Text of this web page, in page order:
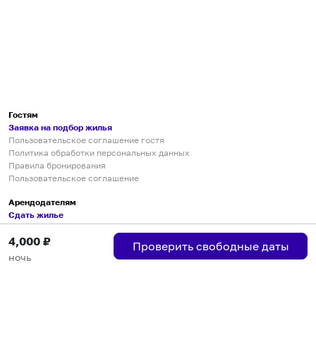
4,000 ₽
ночь
Проверить свободные даты
Гостям
Заявка на подбор жилья
Пользовательское соглашение гостя
Политика обработки персональных данных
Правила бронирования
Пользовательское соглашение
Арендодателям
Сдать жилье
Пользовательское соглашение
Правила публикации объявлений